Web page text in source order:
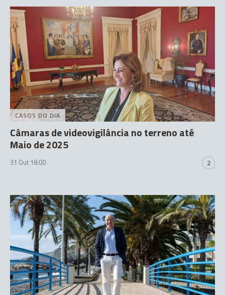
CASOS DO DIA
Câmaras de videovigilância no terreno até
Maio de 2025
31 Out 18:00 2